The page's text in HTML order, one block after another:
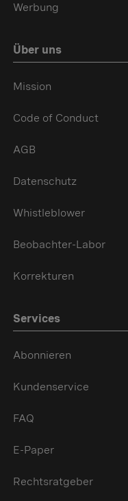
Werbung
Über uns
Mission
Code of Conduct
AGB
Datenschutz
Whistleblower
Beobachter-Labor
Korrekturen
Services
Abonnieren
Kundenservice
FAQ
E-Paper
Rechtsratgeber